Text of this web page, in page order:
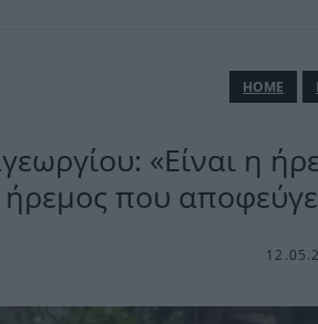
ΗΟΜΕ
«Είναι η
ήρεμος που